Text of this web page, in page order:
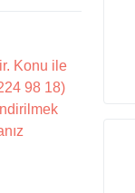
Konu ile
98 18)